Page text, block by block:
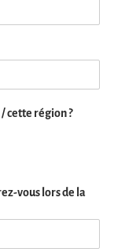
cette région ?
vous lors de la